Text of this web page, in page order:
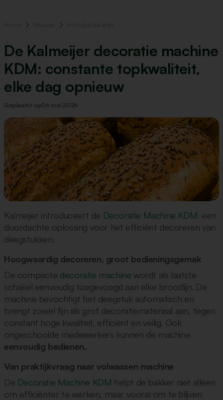
De Kalmeijer decoratie machine
KDM: constante topkwaliteit,
elke dag opnieuw
Geplaatst op06 mei 2026
Kalmeijer introduceert de Decoratie Machine KDM: een
doordachte oplossing voor het efficiënt decoreren van
deegstukken.
Hoogwaardig decoreren, groot bedieningsgemak
De compacte decoratie machine wordt als laatste
schakel eenvoudig toegevoegd aan elke broodlijn. De
machine bevochtigt het deegstuk automatisch en
brengt zowel fijn als grof decoratiemateriaal aan, tegen
constant hoge kwaliteit, efficiënt en veilig. Ook
ongeschoolde medewerkers kunnen de machine
eenvoudig bedienen.
Van praktijkvraag naar volwassen machine
De Decoratie Machine KDM helpt de bakker niet alleen
om efficiënter te werken, maar vooral om te blijven